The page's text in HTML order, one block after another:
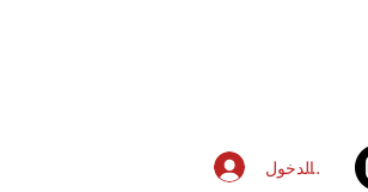
تسجيل الدخول